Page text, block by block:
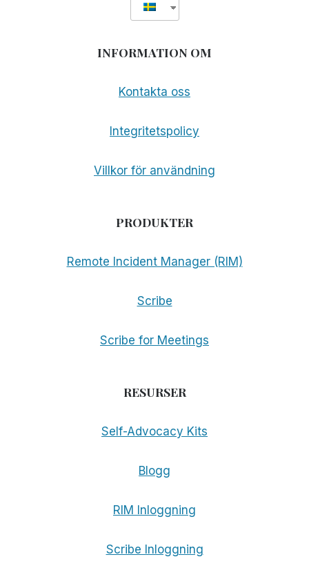
INFORMATION OM
Kontakta oss
Integritetspolicy
Villkor för användning
PRODUKTER
Remote Incident Manager (RIM)
Scribe
Scribe for Meetings
RESURSER
Self-Advocacy Kits
Blogg
RIM Inloggning
Scribe Inloggning